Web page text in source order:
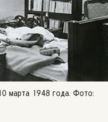
марта 1948 года. Фото: